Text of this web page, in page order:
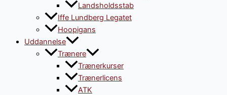
Landsholdsstab
Iffe Lundberg Legatet
Hoopigans
Uddannelse
Trænere
Trænerkurser
Trænerlicens
ATK